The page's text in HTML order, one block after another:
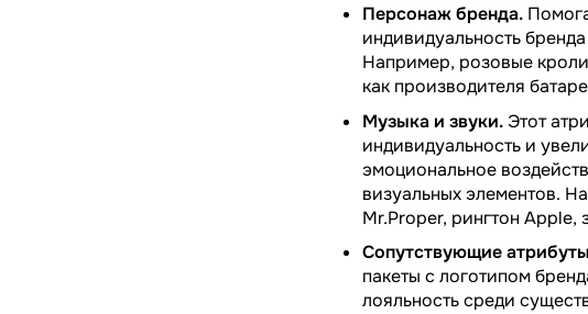
Персонаж бренда.
индивидуальность
Например, розовые
как производителя
Музыка и звуки. Этот
индивидуальность и
эмоциональное
визуальных элементов.
Mr.Proper, рингтон Apple,
Сопутствующие
пакеты с логотипом
лояльность среди